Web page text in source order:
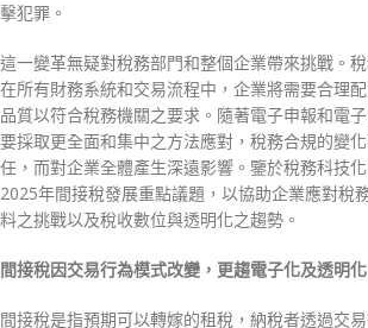
擊犯罪。
這一變革無疑對稅務部門和整個企業帶來挑戰。
在所有財務系統和交易流程中，企業將需要合理
品質以符合稅務機關之要求。隨著電子申報和電
要採取更全面和集中之方法應對，稅務合規的變
任，而對企業全體產生深遠影響。鑒於稅務科技
2025年間接稅發展重點議題，以協助企業應對稅
料之挑戰以及稅收數位與透明化之趨勢。
間接稅因交易行為模式改變，更趨電子化及透明化
間接稅是指預期可以轉嫁的租稅，納稅者透過交